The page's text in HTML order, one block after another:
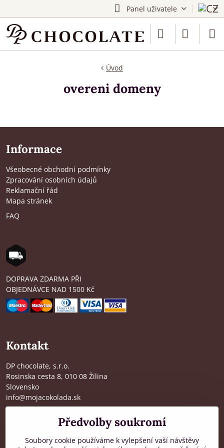
Panel uživatele
Úvod
overeni domeny
Informace
Všeobecné obchodní podmínky
Zpracování osobních údajů
Reklamační řád
Mapa stránek
FAQ
DOPRAVA ZDARMA PŘI
OBJEDNÁVCE NAD 1500 Kč
Kontakt
DP chocolate, s.r.o.
Rosinska cesta 8, 010 08 Žilina
Slovensko
info@mojacokolada.sk
Kde nás najdete
Předvolby soukromí
Soubory cookie používáme k vylepšení vaší návštěvy